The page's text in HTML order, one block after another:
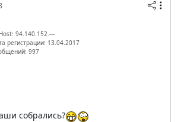
94.140.152.---
регистрации: 13.04.2017
997
собрались?